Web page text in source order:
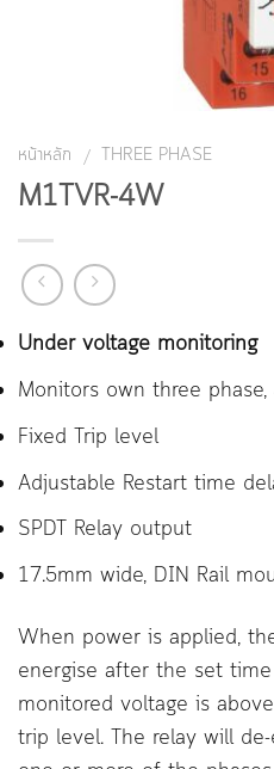
หน้าหลัก / THREE PHASE
M1TVR-4W
Under voltage monitoring
Monitors own three
Fixed Trip level
Adjustable Restart time
SPDT Relay output
17.5mm wide, DIN Rail
When power is applied,
energise after the set
monitored voltage is
trip level. The relay will